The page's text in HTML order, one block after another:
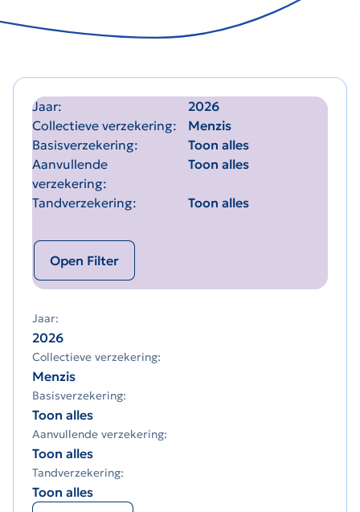
Jaar
2026
Collectieve verzekering
Menzis
Basisverzekering
Toon alles
Aanvullende
verzekering
Toon alles
Tandverzekering Toon alles
Open Filter
Jaar:
2026
Collectieve verzekering:
Menzis
Basisverzekering:
Toon alles
Aanvullende verzekering:
Toon alles
Tandverzekering:
Toon alles